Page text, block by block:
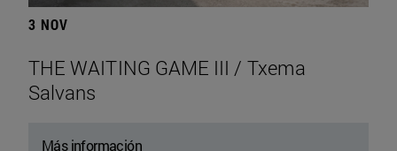
3 NOV
THE WAITING GAME III / Txema
Salvans
Más información